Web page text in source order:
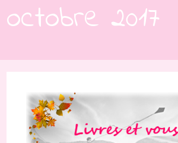
octobre 2017